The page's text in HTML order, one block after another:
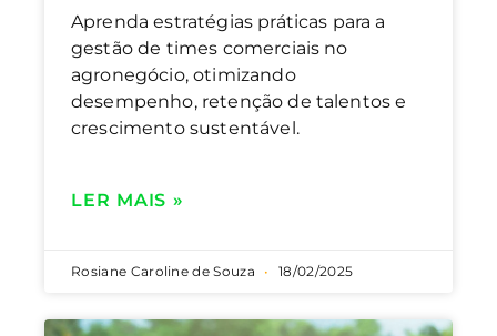
Aprenda estratégias práticas para a
gestão de times comerciais no
agronegócio, otimizando
desempenho, retenção de talentos e
crescimento sustentável.
LER MAIS »
Rosiane Caroline de Souza 18/02/2025